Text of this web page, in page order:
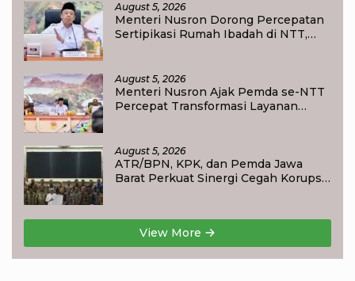
August 5, 2026
Menteri Nusron Dorong Percepatan
Sertipikasi Rumah Ibadah di NTT,
August 5, 2026
Menteri Nusron Ajak Pemda se-NTT
Percepat Transformasi Layanan
August 5, 2026
ATR/BPN, KPK, dan Pemda Jawa
Barat Perkuat Sinergi Cegah Korupsi,
View More